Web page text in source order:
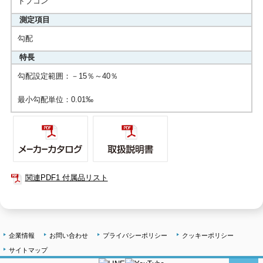
測定項目
勾配
特長
勾配設定範囲：－15％～40％
最小勾配単位：0.01‰
関連PDF1 付属品リスト
企業情報 お問い合わせ プライバシーポリシー クッキーポリシー
サイトマップ